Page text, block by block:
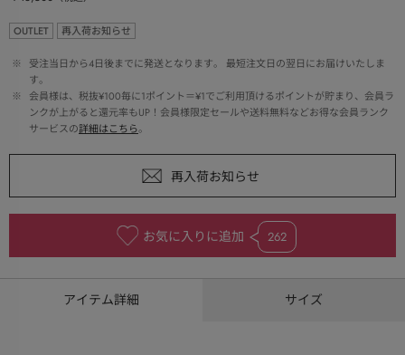
OUTLET 再入荷お知らせ
※
受注当日から4日後までに発送となります。 最短注文日の翌日にお届けいたしま
す。
※
会員様は、税抜¥100毎に1ポイント＝¥1でご利用頂けるポイントが貯まり、会員ラ
ンクが上がると還元率もUP！会員様限定セールや送料無料などお得な会員ランク
サービスの詳細はこちら。
お気に入りに追加 262
アイテム詳細 サイズ